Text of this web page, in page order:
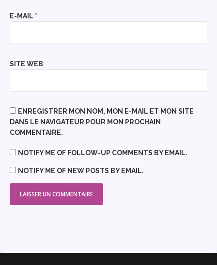
E-MAIL *
SITE WEB
ENREGISTRER MON NOM, MON E-MAIL ET MON SITE
DANS LE NAVIGATEUR POUR MON PROCHAIN
COMMENTAIRE.
NOTIFY ME OF FOLLOW-UP COMMENTS BY EMAIL.
NOTIFY ME OF NEW POSTS BY EMAIL.